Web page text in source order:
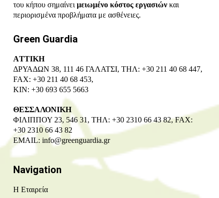
του κήπου σημαίνει μειωμένο κόστος εργασιώνκαι
περιορισμένα προβλήματα με ασθένειες.
Green Guardia
ΑTTIKH
ΔΡΥΑΔΩΝ 38, 111 46 ΓΑΛΑΤΣΙ, ΤΗΛ: +30 211 40 68 447,
FAX: +30 211 40 68 453,
ΚΙΝ: +30 693 655 5663
ΘΕΣΣΑΛΟΝΙΚΗ
ΦΙΛΙΠΠΟΥ 23, 546 31, ΤΗΛ: +30 2310 66 43 82, FAX:
+30 2310 66 43 82
EMAIL: info@greenguardia.gr
Navigation
Η Εταιρεία